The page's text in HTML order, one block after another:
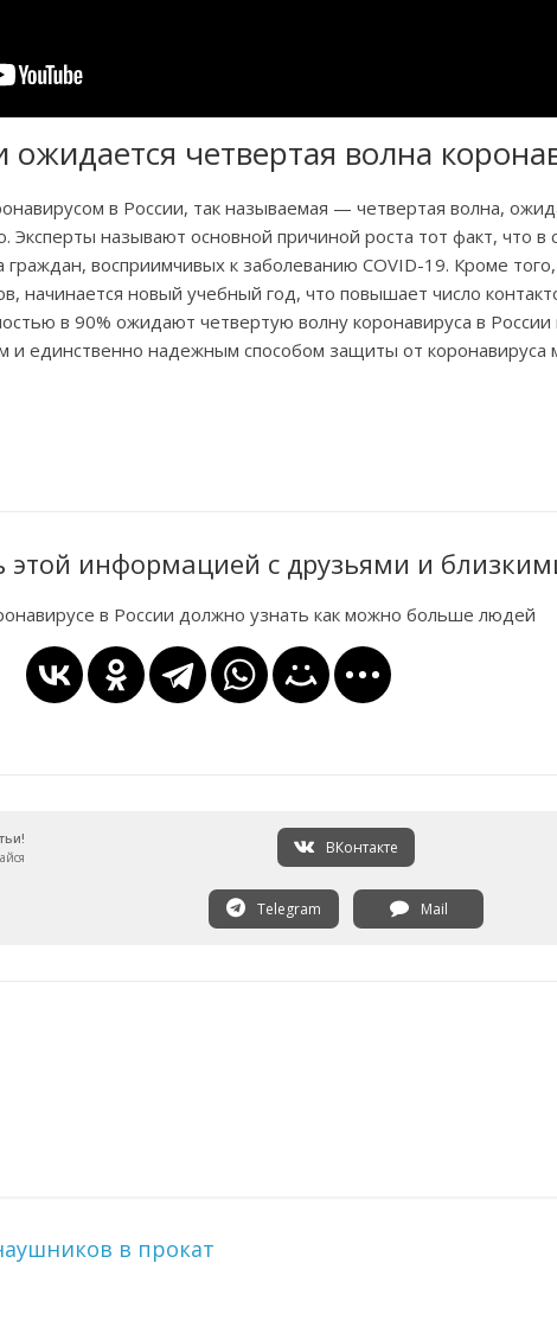
четвертая волна
в России, так называемая — четвертая волна,
Эксперты называют основной причиной роста тот факт, что в
граждан, восприимчивых к заболеванию COVID-19. Кроме того,
начинается новый учебный год, что повышает число
в 90% ожидают четвертую волну коронавируса в России
и единственно надежным способом защиты от коронавируса
этой информацией с друзьями и
в России должно узнать как можно больше людей
ВКонтакте
Telegram Mail
в прокат